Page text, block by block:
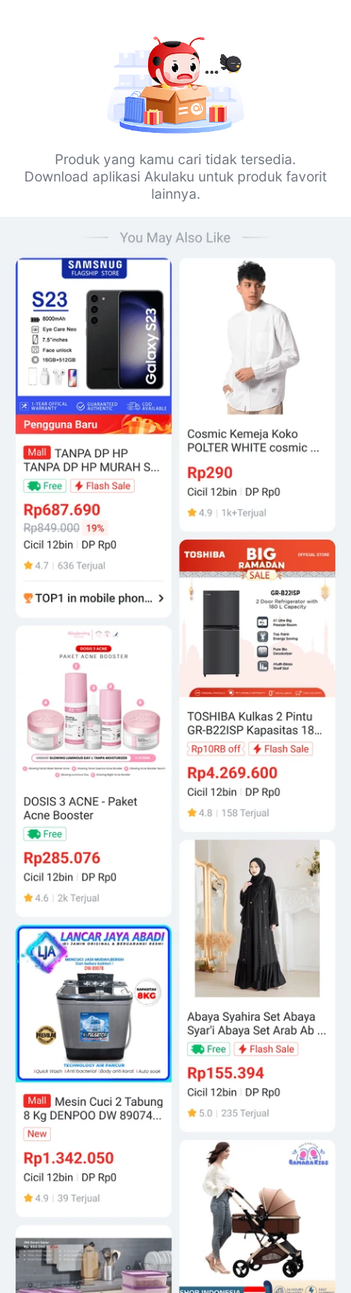
Produk yang kamu cari tidak tersedia.
Download aplikasi Akulaku untuk produk favorit
lainnya.